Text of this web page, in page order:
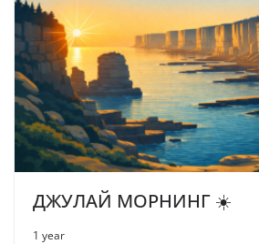
ДЖУЛАЙ МОРНИНГ ☀️
1 year